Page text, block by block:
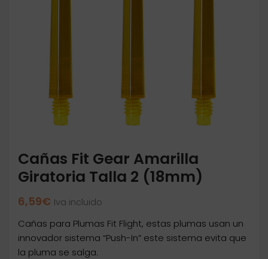
Cañas Fit Gear Amarilla
Giratoria Talla 2 (18mm)
6,59€ Iva incluido
Cañas para Plumas Fit Flight, estas plumas usan un
innovador sistema “Push-In” este sistema evita que
la pluma se salga.